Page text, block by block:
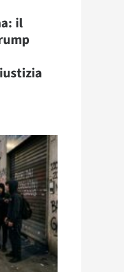
il